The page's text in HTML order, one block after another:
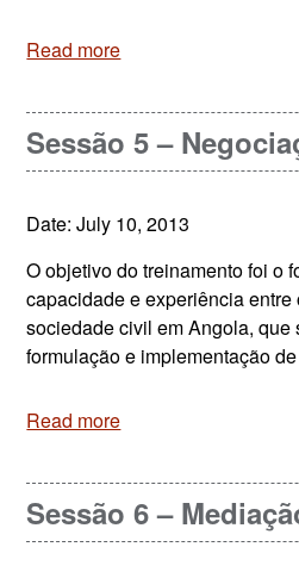
Read more
Sessão 5 –
Date: July 10, 2013
O objetivo do treinamento foi o
capacidade e experiência
sociedade civil em Angola, que
formulação e implementação
Read more
Sessão 6 –